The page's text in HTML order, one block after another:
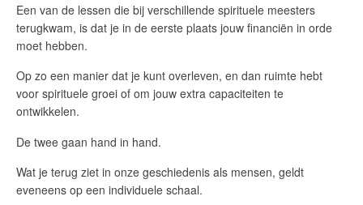
Een van de lessen die bij verschillende spirituele meesters
terugkwam, is dat je in de eerste plaats jouw financiën in orde
moet hebben.
Op zo een manier dat je kunt overleven, en dan ruimte hebt
voor spirituele groei of om jouw extra capaciteiten te
ontwikkelen.
De twee gaan hand in hand.
Wat je terug ziet in onze geschiedenis als mensen, geldt
eveneens op een individuele schaal.